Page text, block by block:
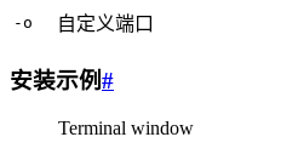
-o 自定义端口
安装示例#
Terminal window